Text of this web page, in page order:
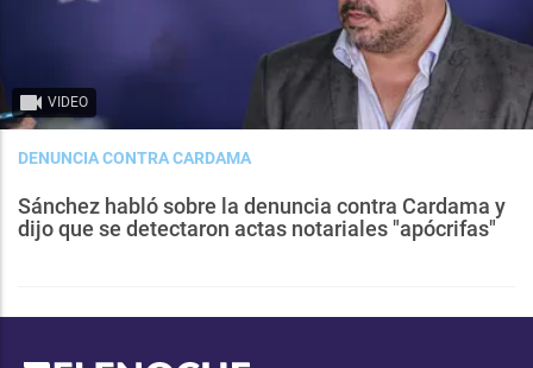
VIDEO
DENUNCIA CONTRA CARDAMA
Sánchez habló sobre la denuncia contra Cardama y
dijo que se detectaron actas notariales "apócrifas"